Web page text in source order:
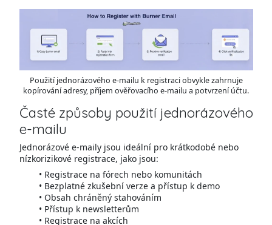
Použití jednorázového e-mailu k registraci obvykle zahrnuje
kopírování adresy, příjem ověřovacího e-mailu a potvrzení účtu.
Časté způsoby použití jednorázového
e-mailu
Jednorázové e-maily jsou ideální pro krátkodobé nebo
nízkorizikové registrace, jako jsou:
Registrace na fórech nebo komunitách
Bezplatné zkušební verze a přístup k demo
Obsah chráněný stahováním
Přístup k newsletterům
Registrace na akcích